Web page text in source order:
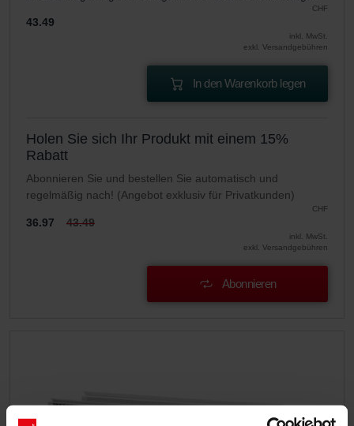
CHF
43.49
inkl. MwSt.
exkl. Versandgebühren
In den Warenkorb legen
Holen Sie sich Ihr Produkt mit einem 15%
Rabatt
Abonnieren Sie und bestellen Sie automatisch und
regelmäßig nach! (Angebot exklusiv für Privatkunden)
CHF
36.97 43.49
inkl. MwSt.
exkl. Versandgebühren
Abonnieren